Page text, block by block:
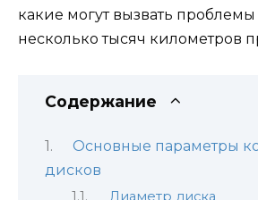
какие могут вызвать
несколько тысяч километров
Содержание
Основные параметры
дисков
Диаметр диска